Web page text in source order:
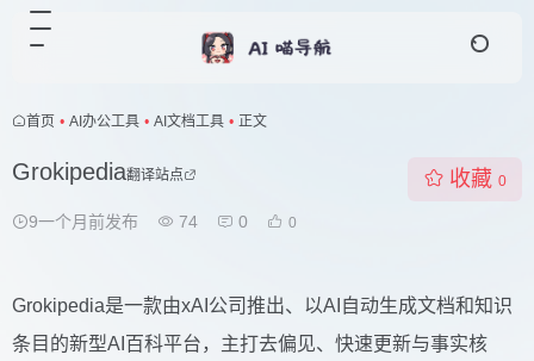
首页 • AI办公工具 • AI文档工具 • 正文
Grokipedia翻译站点
9一个月前发布 74 0 0
收藏 0
Grokipedia是一款由xAI公司推出、以AI自动生成文档和知识
条目的新型AI百科平台，主打去偏见、快速更新与事实核